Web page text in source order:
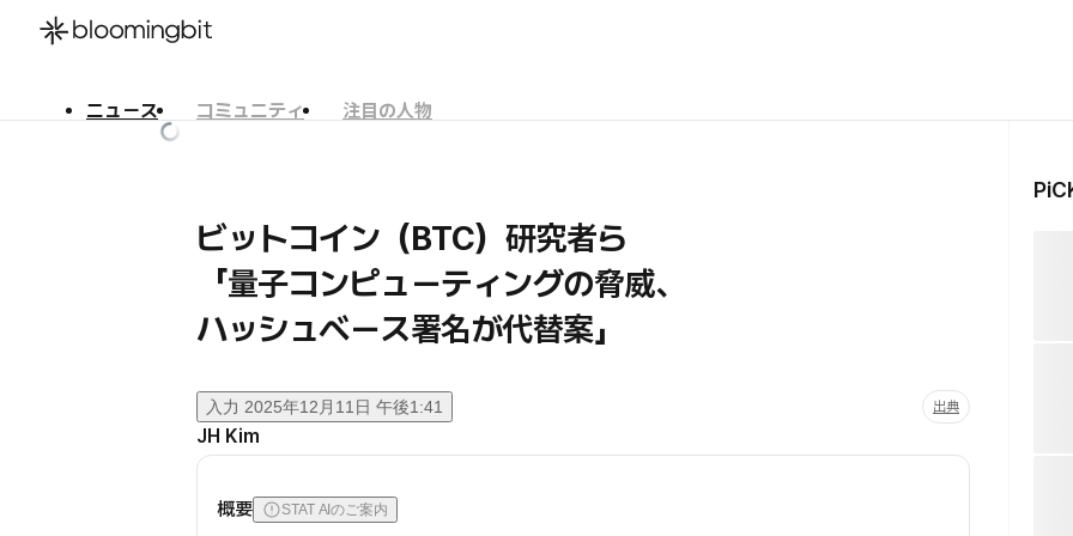
ニュース コミュニティ
注目の人物
ビットコイン（BTC）研究者ら
「量子コンピューティングの脅威、
ハッシュベース署名が代替案」
入力 2025年12月11日 午後1:41 出典
JH Kim
概要 STAT AIのご案内